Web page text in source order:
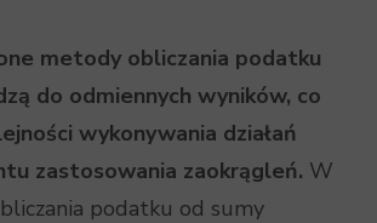
metody obliczania podatku
do odmiennych wyników, co
wykonywania działań
zastosowania zaokrągleń. W
podatku od sumy